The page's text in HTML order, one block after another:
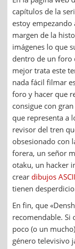
capítulos de la
estoy empezando
margen de la
imágenes lo que
dentro de un foro
mejor trata este
nada fácil filmar
foro y hacer que
consigue con
que representa a
revisor del tren
obsesionado con
forera, un señor
otaku, un hacker
crear dibujos ASCII
tienen
En fin, que
recomendable. Si
poco (o un
género televisivo